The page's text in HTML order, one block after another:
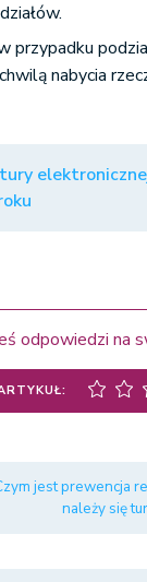
przypadku
nabycia
odpowiedzi na
jest prewencja
należy się